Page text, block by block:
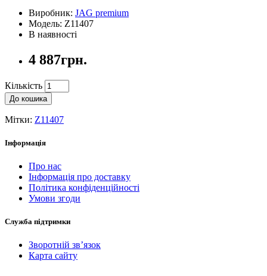
Виробник: JAG premium
Модель: Z11407
В наявності
4 887грн.
Кількість
До кошика
Мітки: Z11407
Інформація
Про нас
Інформація про доставку
Політика конфіденційності
Умови згоди
Служба підтримки
Зворотній зв’язок
Карта сайту